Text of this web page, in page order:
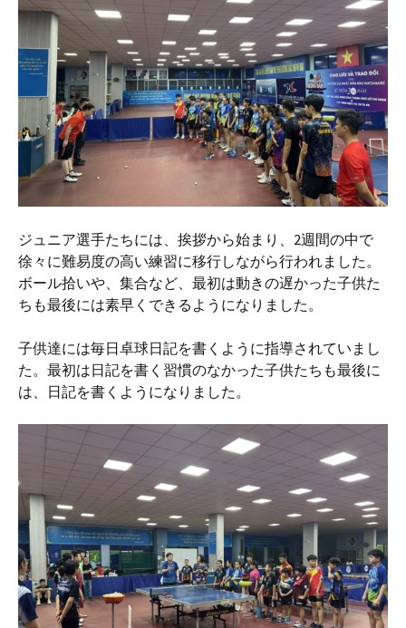
ジュニア選手たちには、挨拶から始まり、2週間の中で
徐々に難易度の高い練習に移行しながら行われました。
ボール拾いや、集合など、最初は動きの遅かった子供た
ちも最後には素早くできるようになりました。
子供達には毎日卓球日記を書くように指導されていまし
た。最初は日記を書く習慣のなかった子供たちも最後に
は、日記を書くようになりました。